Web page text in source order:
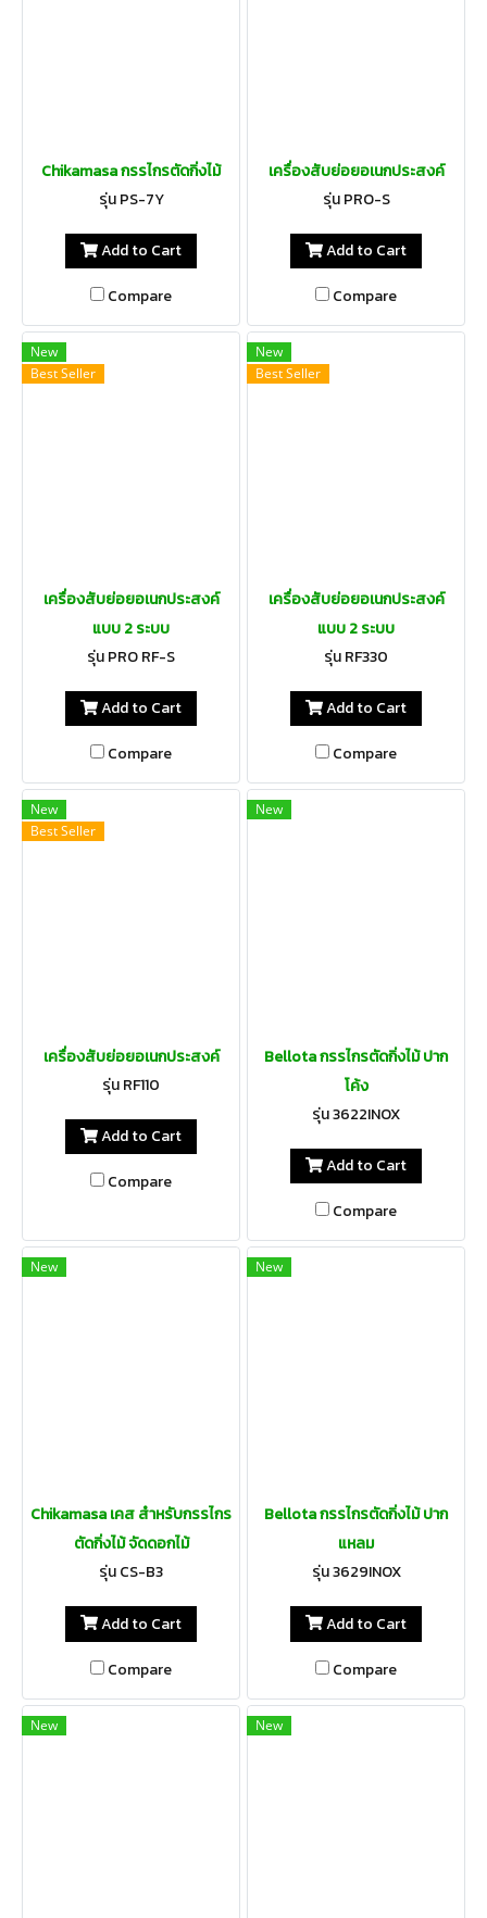
Chikamasa กรรไกรตัดกิ่งไม้
รุ่น PS-7Y
Add to Cart
Compare
เครื่องสับย่อยอเนกประสงค์
รุ่น PRO-S
Add to Cart
Compare
New
Best Seller
เครื่องสับย่อยอเนกประสงค์
แบบ 2 ระบบ
รุ่น PRO RF-S
Add to Cart
Compare
New
Best Seller
เครื่องสับย่อยอเนกประสงค์
แบบ 2 ระบบ
รุ่น RF330
Add to Cart
Compare
New
Best Seller
เครื่องสับย่อยอเนกประสงค์
รุ่น RF110
Add to Cart
Compare
New
Bellota กรรไกรตัดกิ่งไม้ ปาก
โค้ง
รุ่น 3622INOX
Add to Cart
Compare
New
Chikamasa เคส สำหรับกรรไกร
ตัดกิ่งไม้ จัดดอกไม้
รุ่น CS-B3
Add to Cart
Compare
New
Bellota กรรไกรตัดกิ่งไม้ ปาก
แหลม
รุ่น 3629INOX
Add to Cart
Compare
New New